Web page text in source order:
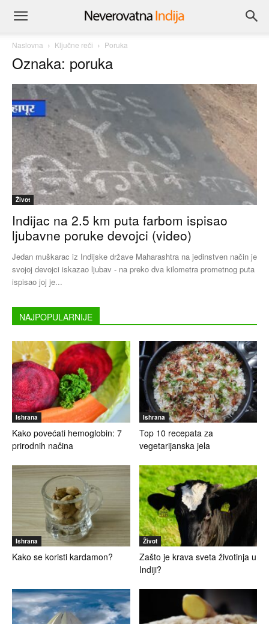
Naslovna Ključne reči Poruka
Oznaka: poruka
Život
Indijac na 2.5 km puta farbom ispisao
ljubavne poruke devojci (video)
Jedan muškarac iz Indijske države Maharashtra na jedinstven način je
svojoj devojci iskazao ljubav - na preko dva kilometra prometnog puta
ispisao joj je...
NAJPOPULARNIJE
Ishrana
Kako povećati hemoglobin: 7
prirodnih načina
Ishrana
Top 10 recepata za
vegetarijanska jela
Ishrana
Kako se koristi kardamon?
Život
Zašto je krava sveta životinja u
Indiji?